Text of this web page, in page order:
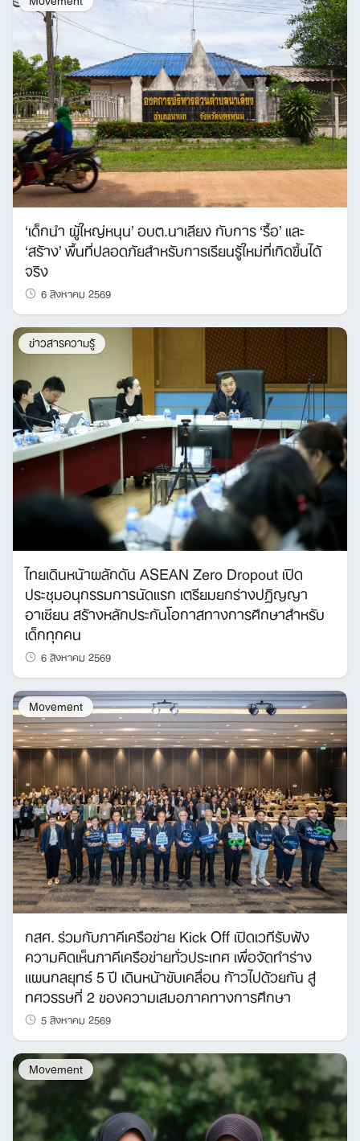
Search
for:
‘เด็กนำ ผู้ใหญ่หนุน’ อบต.นาเลียง กับการ ‘รื้อ’ และ
‘สร้าง’ พื้นที่ปลอดภัยสำหรับการเรียนรู้ใหม่ที่เกิดขึ้นได้
จริง
6 สิงหาคม 2569
ข่าวสารความรู้
ไทยเดินหน้าผลักดัน ASEAN Zero Dropout เปิด
ประชุมอนุกรรมการนัดแรก เตรียมยกร่างปฏิญญา
อาเซียน สร้างหลักประกันโอกาสทางการศึกษาสำหรับ
เด็กทุกคน
6 สิงหาคม 2569
Movement
กสศ. ร่วมกับภาคีเครือข่าย Kick Off เปิดเวทีรับฟัง
ความคิดเห็นภาคีเครือข่ายทั่วประเทศ เพื่อจัดทำร่าง
แผนกลยุทธ์ 5 ปี เดินหน้าขับเคลื่อน ก้าวไปด้วยกัน สู่
ทศวรรษที่ 2 ของความเสมอภาคทางการศึกษา
5 สิงหาคม 2569
Movement